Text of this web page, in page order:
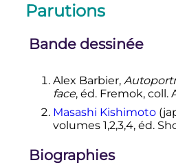
Parutions
Bande dessinée
Alex Barbier,
face, éd. Fremok, coll.
Masashi Kishimoto
volumes 1,2,3,4, éd.
Biographies